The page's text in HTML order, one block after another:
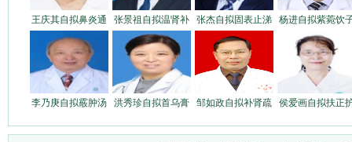
王庆其自拟鼻炎通 张景祖自拟温肾补 张杰自拟固表止涕 杨进自拟紫菀饮
李乃庚自拟霰肿汤 洪秀珍自拟首乌膏 邹如政自拟补肾疏 侯爱画自拟扶正